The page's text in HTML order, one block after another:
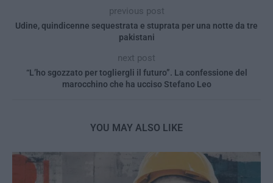
previous post
Udine, quindicenne sequestrata e stuprata per una notte da tre
pakistani
next post
“L’ho sgozzato per togliergli il futuro”. La confessione del
marocchino che ha ucciso Stefano Leo
YOU MAY ALSO LIKE